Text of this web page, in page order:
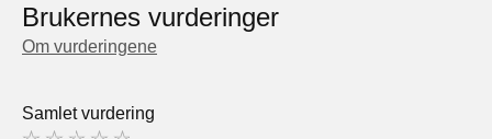
Brukernes vurderinger
Om vurderingene
Samlet vurdering